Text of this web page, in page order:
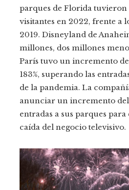
parques de Florida tuvieron
visitantes en 2022, frente a
2019. Disneyland de
millones, dos millones
París tuvo un incremento
183%, superando las
de la pandemia. La
anunciar un incremento
entradas a sus parques
caída del negocio televisivo.